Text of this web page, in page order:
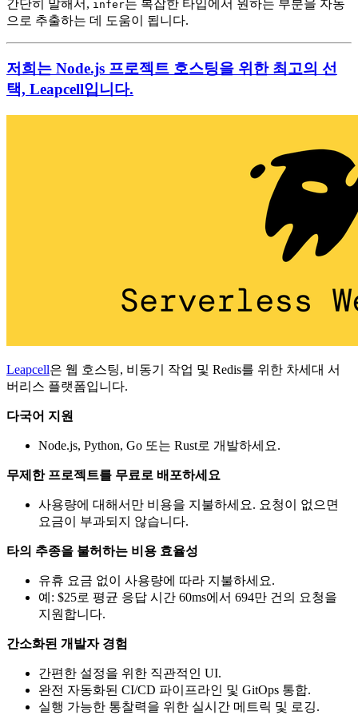
간단히 말해서, infer는 복잡한 타입에서 원하는 부분을 자동
으로 추출하는 데 도움이 됩니다.
저희는 Node.js 프로젝트 호스팅을 위한 최고의 선
택, Leapcell입니다.
Leapcell은 웹 호스팅, 비동기 작업 및 Redis를 위한 차세대 서
버리스 플랫폼입니다.
다국어 지원
Node.js, Python, Go 또는 Rust로 개발하세요.
무제한 프로젝트를 무료로 배포하세요
사용량에 대해서만 비용을 지불하세요. 요청이 없으면
요금이 부과되지 않습니다.
타의 추종을 불허하는 비용 효율성
유휴 요금 없이 사용량에 따라 지불하세요.
예: $25로 평균 응답 시간 60ms에서 694만 건의 요청을
지원합니다.
간소화된 개발자 경험
간편한 설정을 위한 직관적인 UI.
완전 자동화된 CI/CD 파이프라인 및 GitOps 통합.
실행 가능한 통찰력을 위한 실시간 메트릭 및 로깅.